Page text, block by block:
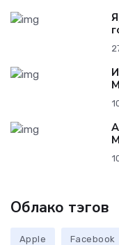
Облако тэгов
Apple Facebook